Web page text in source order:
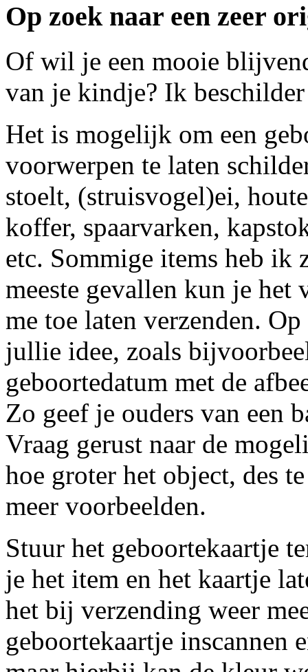
Op zoek naar een zeer
Of wil je een mooie
van je kindje? Ik
Het is mogelijk om een
voorwerpen te laten
stoelt, (struisvogel)ei,
koffer, spaarvarken,
etc. Sommige items heb ik
meeste gevallen kun je het
me toe laten verzenden.
jullie idee, zoals
geboortedatum met de
Zo geef je ouders van een
Vraag gerust naar de
hoe groter het object, des
meer voorbeelden.
Stuur het geboortekaartje
je het item en het kaartje
het bij verzending weer
geboortekaartje